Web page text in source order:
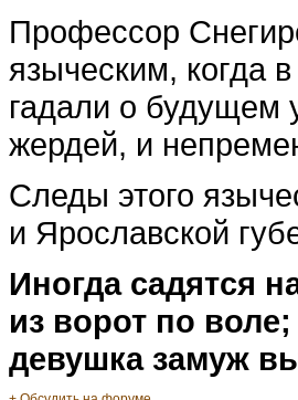
Профессор
языческим, когда
гадали о будущем
жердей, и
Следы этого
и Ярославской
Иногда садятся
из ворот по
девушка замуж